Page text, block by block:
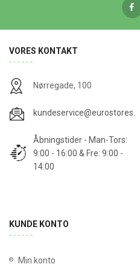
VORES KONTAKT
Nørregade, 100
kundeservice@eurostores.dk
Åbningstider - Man-Tors:
9:00 - 16:00 & Fre: 9:00 -
14:00
KUNDE KONTO
Min konto